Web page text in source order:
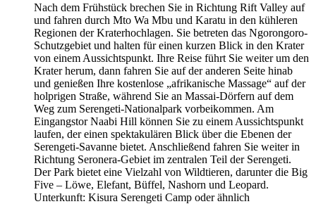
Nach dem Frühstück brechen Sie in Richtung Rift Valley auf
und fahren durch Mto Wa Mbu und Karatu in den kühleren
Regionen der Kraterhochlagen. Sie betreten das Ngorongoro-
Schutzgebiet und halten für einen kurzen Blick in den Krater
von einem Aussichtspunkt. Ihre Reise führt Sie weiter um den
Krater herum, dann fahren Sie auf der anderen Seite hinab
und genießen Ihre kostenlose „afrikanische Massage“ auf der
holprigen Straße, während Sie an Massai-Dörfern auf dem
Weg zum Serengeti-Nationalpark vorbeikommen. Am
Eingangstor Naabi Hill können Sie zu einem Aussichtspunkt
laufen, der einen spektakulären Blick über die Ebenen der
Serengeti-Savanne bietet. Anschließend fahren Sie weiter in
Richtung Seronera-Gebiet im zentralen Teil der Serengeti.
Der Park bietet eine Vielzahl von Wildtieren, darunter die Big
Five – Löwe, Elefant, Büffel, Nashorn und Leopard.
Unterkunft: Kisura Serengeti Camp oder ähnlich